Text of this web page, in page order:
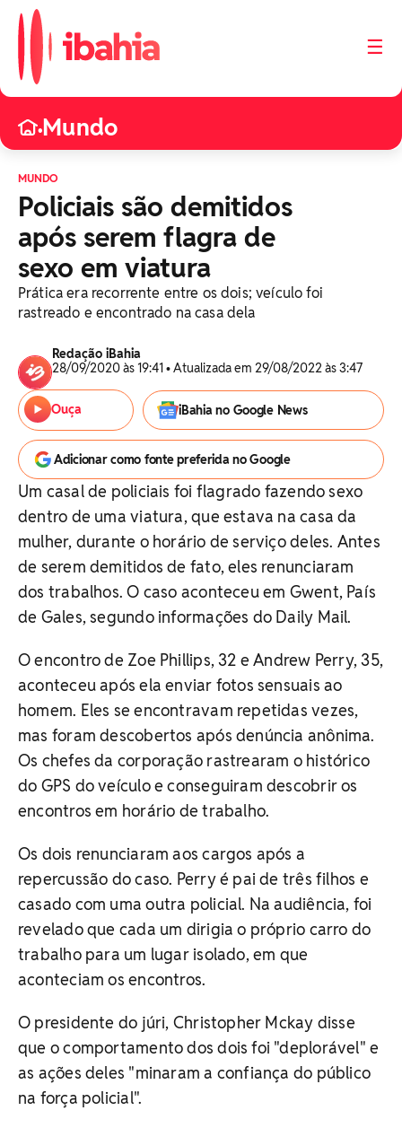
☰
•Mundo
MUNDO
Policiais são demitidos
após serem flagra de
sexo em viatura
Prática era recorrente entre os dois; veículo foi
rastreado e encontrado na casa dela
Redação iBahia
28/09/2020 às 19:41 • Atualizada em 29/08/2022 às 3:47
Ouça iBahia no Google News
Adicionar como fonte preferida no Google
Um casal de policiais foi flagrado fazendo sexo
dentro de uma viatura, que estava na casa da
mulher, durante o horário de serviço deles. Antes
de serem demitidos de fato, eles renunciaram
dos trabalhos. O caso aconteceu em Gwent, País
de Gales, segundo informações do Daily Mail.
O encontro de Zoe Phillips, 32 e Andrew Perry, 35,
aconteceu após ela enviar fotos sensuais ao
homem. Eles se encontravam repetidas vezes,
mas foram descobertos após denúncia anônima.
Os chefes da corporação rastrearam o histórico
do GPS do veículo e conseguiram descobrir os
encontros em horário de trabalho.
Os dois renunciaram aos cargos após a
repercussão do caso. Perry é pai de três filhos e
casado com uma outra policial. Na audiência, foi
revelado que cada um dirigia o próprio carro do
trabalho para um lugar isolado, em que
aconteciam os encontros.
O presidente do júri, Christopher Mckay disse
que o comportamento dos dois foi "deplorável" e
as ações deles "minaram a confiança do público
na força policial".